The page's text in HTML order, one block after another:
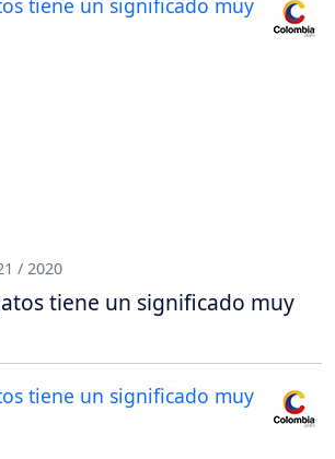
/ 2020
tiene un significado muy